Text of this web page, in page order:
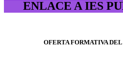
ENLACE A IES
OFERTA FORMATIVA DEL